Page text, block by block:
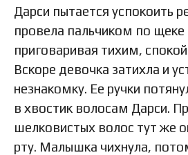
Дарси пытается успокоить
провела пальчиком по
приговаривая тихим,
Вскоре девочка затихла и
незнакомку. Ее ручки
в хвостик волосам Дарси.
шелковистых волос тут же
рту. Малышка чихнула,